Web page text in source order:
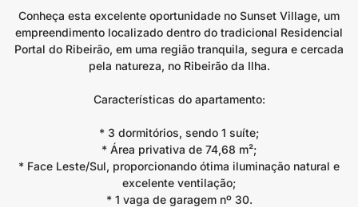
Conheça esta excelente oportunidade no Sunset Village, um
empreendimento localizado dentro do tradicional Residencial
Portal do Ribeirão, em uma região tranquila, segura e cercada
pela natureza, no Ribeirão da Ilha.
Características do apartamento:
* 3 dormitórios, sendo 1 suíte;
* Área privativa de 74,68 m²;
* Face Leste/Sul, proporcionando ótima iluminação natural e
excelente ventilação;
* 1 vaga de garagem nº 30.